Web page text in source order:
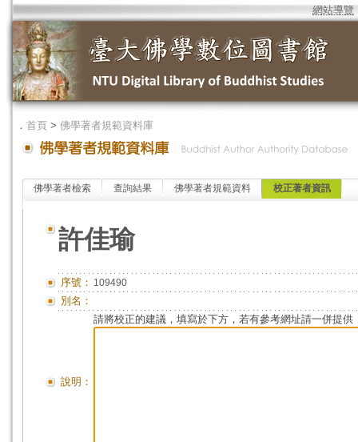
網站導覽
． 首頁 > 佛學著者規範資料庫
佛學著者檢索 查詢結果 佛學著者規範資料 校正著者資訊
許佳瑜
序號： 109490
別名：
說明：
請將校正的建議，填寫於下方，若有參考網址請一併提供